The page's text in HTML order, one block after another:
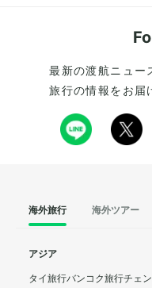
最新の渡航ニュー
旅行の情報をお
海外旅行 海外ツアー
アジア
タイ旅行バンコク旅行チェ